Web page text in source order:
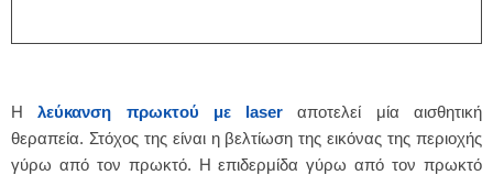
Ηλεύκανση πρωκτού με laser αποτελεί μία αισθητική
θεραπεία. Στόχος της είναι η βελτίωση της εικόνας της περιοχής
γύρω από τον πρωκτό. Η επιδερμίδα γύρω από τον πρωκτό